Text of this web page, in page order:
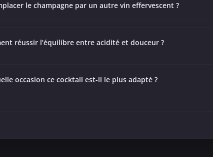
le champagne par un autre vin effervescent ?
réussir l’équilibre entre acidité et douceur ?
occasion ce cocktail est-il le plus adapté ?